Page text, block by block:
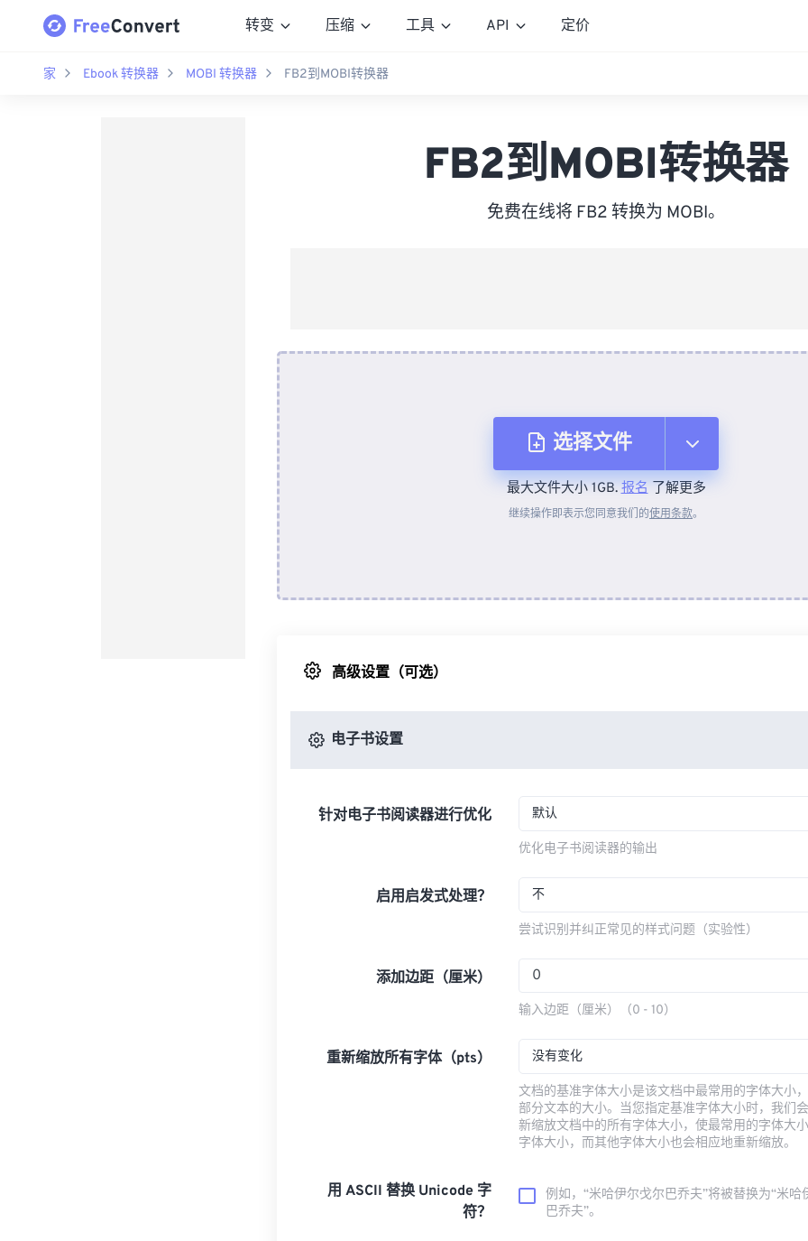
转变 压缩 工具 API 定价
家 Ebook 转换器 MOBI 转换器 FB2到MOBI转换器
FB2到MOBI转换器
免费在线将 FB2 转换为 MOBI。
选择文件
从设备
最大文件大小 1GB.报名了解更多
继续操作即表示您同意我们的使用条款。
高级设置（可选）
电子书设置
针对电子书阅读器进行优化 默认
优化电子书阅读器的输出
启用启发式处理？ 不
尝试识别并纠正常见的样式问题（实验性）
添加边距（厘米）
输入边距（厘米）（0 - 10）
重新缩放所有字体（pts） 没有变化
文档的基准字体大小是该文档中最常用的字体大小
部分文本的大小。当您指定基准字体大小时，我们
新缩放文档中的所有字体大小，使最常用的字体大
字体大小，而其他字体大小也会相应地重新缩放。
用 ASCII 替换 Unicode 字
符？
例如，“米哈伊尔·戈尔巴乔夫”将被替换为“米哈
巴乔夫”。